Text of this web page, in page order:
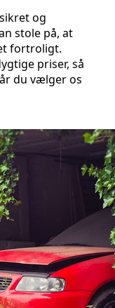
og
stole på, at
fortroligt.
priser, så
du vælger os